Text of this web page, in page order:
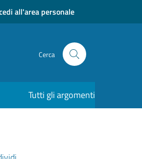
all'area personale
Cerca
Tutti gli argomenti